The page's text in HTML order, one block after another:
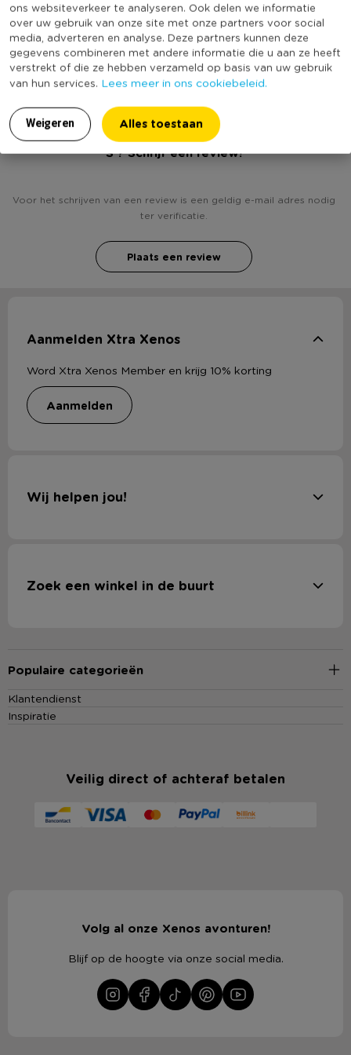
ons websiteverkeer te analyseren. Ook delen we informatie
over uw gebruik van onze site met onze partners voor social
media, adverteren en analyse. Deze partners kunnen deze
gegevens combineren met andere informatie die u aan ze heeft
verstrekt of die ze hebben verzameld op basis van uw gebruik
van hun services. Lees meer in ons cookiebeleid.
Weigeren Alles toestaan
Kledingmaat
S
Duurzaamheidsscore
(Nog) geen score
bekend
Heb jij Kersttrui dames - rendier met muziek - maat
S ? Schrijf een review!
Voor het schrijven van een review is een geldig e-mail adres nodig
ter verificatie.
Plaats een review
Aanmelden Xtra Xenos
Word Xtra Xenos Member en krijg 10% korting
aanmelden
Wij helpen jou!
Zoek een winkel in de buurt
Populaire categorieën
Klantendienst
Inspiratie
Veilig direct of achteraf betalen
Volg al onze Xenos avonturen!
Blijf op de hoogte via onze social media.